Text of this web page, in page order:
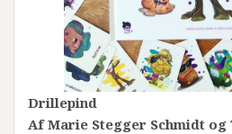
Drillepind
Af Marie Stegger Schmidt og